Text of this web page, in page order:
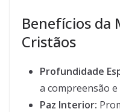
Benefícios da
Cristãos
Profundidade
a compreensão
Paz Interior: